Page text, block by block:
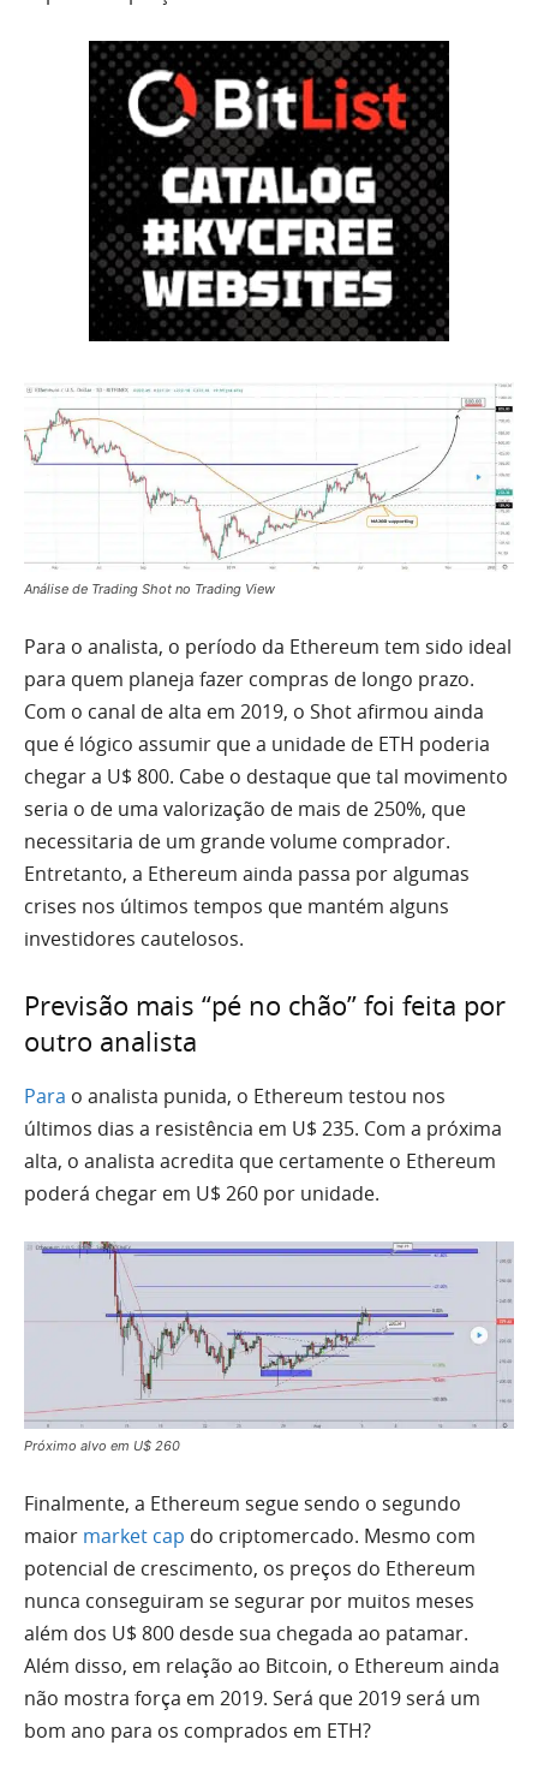
Análise de Trading Shot no Trading View
Para o analista, o período da Ethereum tem sido ideal
para quem planeja fazer compras de longo prazo.
Com o canal de alta em 2019, o Shot afirmou ainda
que é lógico assumir que a unidade de ETH poderia
chegar a U$ 800. Cabe o destaque que tal movimento
seria o de uma valorização de mais de 250%, que
necessitaria de um grande volume comprador.
Entretanto, a Ethereum ainda passa por algumas
crises nos últimos tempos que mantém alguns
investidores cautelosos.
Previsão mais “pé no chão” foi feita por
outro analista
Para o analista punida, o Ethereum testou nos
últimos dias a resistência em U$ 235. Com a próxima
alta, o analista acredita que certamente o Ethereum
poderá chegar em U$ 260 por unidade.
Próximo alvo em U$ 260
Finalmente, a Ethereum segue sendo o segundo
maior market cap do criptomercado. Mesmo com
potencial de crescimento, os preços do Ethereum
nunca conseguiram se segurar por muitos meses
além dos U$ 800 desde sua chegada ao patamar.
Além disso, em relação ao Bitcoin, o Ethereum ainda
não mostra força em 2019. Será que 2019 será um
bom ano para os comprados em ETH?